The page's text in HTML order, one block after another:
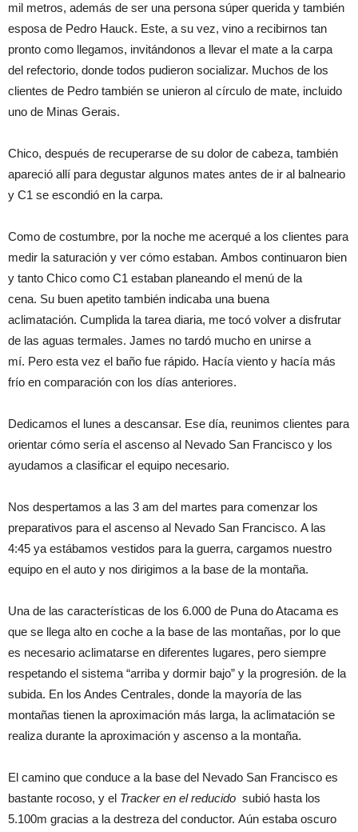
mil metros, además de ser una persona súper querida y también
esposa de Pedro Hauck. Este, a su vez, vino a recibirnos tan
pronto como llegamos, invitándonos a llevar el mate a la carpa
del refectorio, donde todos pudieron socializar. Muchos de los
clientes de Pedro también se unieron al círculo de mate, incluido
uno de Minas Gerais.
Chico, después de recuperarse de su dolor de cabeza, también
apareció allí para degustar algunos mates antes de ir al balneario
y C1 se escondió en la carpa.
Como de costumbre, por la noche me acerqué a los clientes para
medir la saturación y ver cómo estaban. Ambos continuaron bien
y tanto Chico como C1 estaban planeando el menú de la
cena. Su buen apetito también indicaba una buena
aclimatación. Cumplida la tarea diaria, me tocó volver a disfrutar
de las aguas termales. James no tardó mucho en unirse a
mí. Pero esta vez el baño fue rápido. Hacía viento y hacía más
frío en comparación con los días anteriores.
Dedicamos el lunes a descansar. Ese día, reunimos clientes para
orientar cómo sería el ascenso al Nevado San Francisco y los
ayudamos a clasificar el equipo necesario.
Nos despertamos a las 3 am del martes para comenzar los
preparativos para el ascenso al Nevado San Francisco. A las
4:45 ya estábamos vestidos para la guerra, cargamos nuestro
equipo en el auto y nos dirigimos a la base de la montaña.
Una de las características de los 6.000 de Puna do Atacama es
que se llega alto en coche a la base de las montañas, por lo que
es necesario aclimatarse en diferentes lugares, pero siempre
respetando el sistema “arriba y dormir bajo” y la progresión. de la
subida. En los Andes Centrales, donde la mayoría de las
montañas tienen la aproximación más larga, la aclimatación se
realiza durante la aproximación y ascenso a la montaña.
El camino que conduce a la base del Nevado San Francisco es
bastante rocoso, y el Tracker en el reducido subió hasta los
5.100m gracias a la destreza del conductor. Aún estaba oscuro